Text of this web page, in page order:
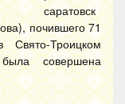
саратовск
почившего 71
Троицком
совершена